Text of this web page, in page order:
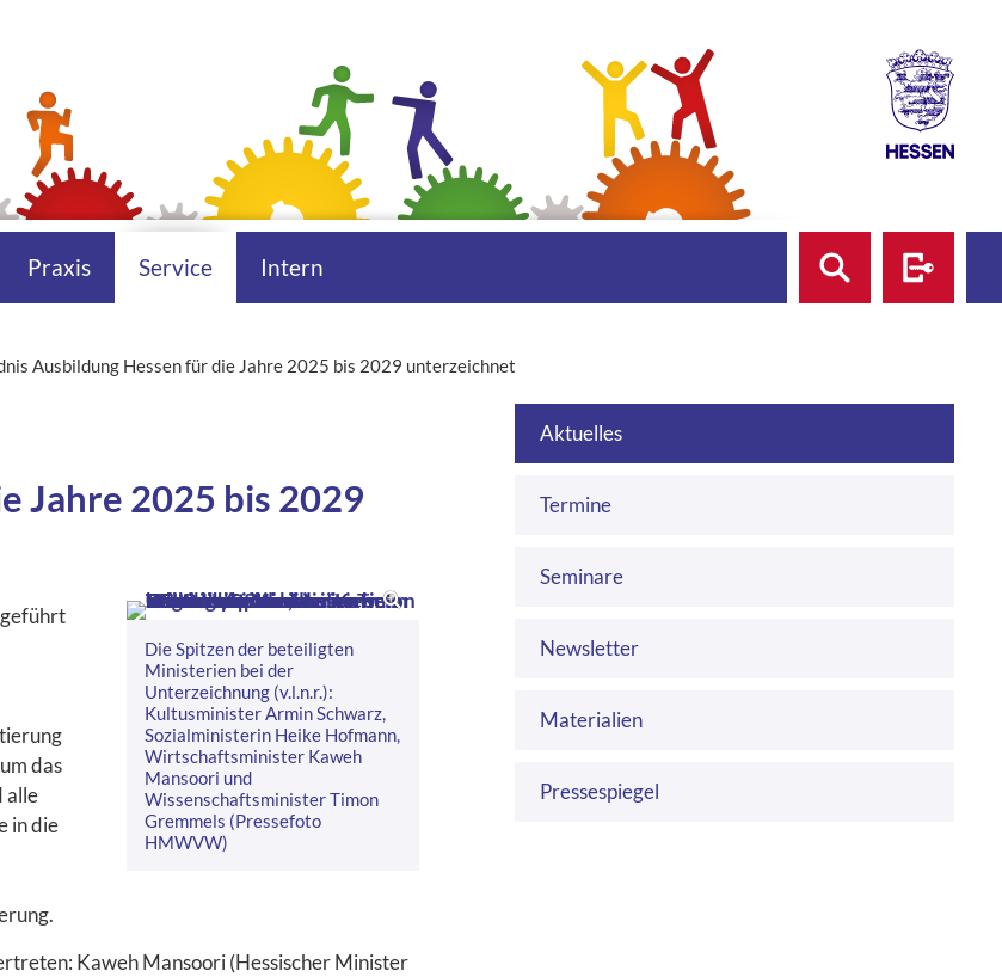
Login
Suche
Praxis Service Intern
Ausbildung Hessen für die Jahre 2025 bis 2029 unterzeichnet
Jahre 2025 bis 2029
Die Spitzen der beteiligten
Ministerien bei der
Unterzeichnung (v.l.n.r.):
Kultusminister Armin Schwarz,
Sozialministerin Heike Hofmann,
Wirtschaftsminister Kaweh
Mansoori und
Wissenschaftsminister Timon
Gremmels (Pressefoto
HMWVW)
das
alle
in die
Kaweh Mansoori (Hessischer Minister
Aktuelles
Termine
Seminare
Newsletter
Materialien
Pressespiegel